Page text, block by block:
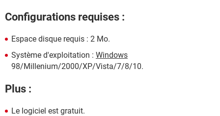
Configurations requises :
Espace disque requis : 2 Mo.
Système d'exploitation : Windows
98/Millenium/2000/XP/Vista/7/8/10.
Plus :
Le logiciel est gratuit.